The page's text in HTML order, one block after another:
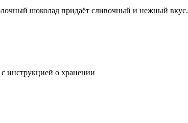
шоколад придаёт сливочный и нежный вкус.
инструкцией о хранении